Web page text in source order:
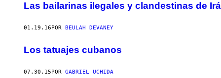
Las bailarinas ilegales y clandestinas de
01.19.16 POR BEULAH DEVANEY
Los tatuajes cubanos
07.30.15POR GABRIEL UCHIDA